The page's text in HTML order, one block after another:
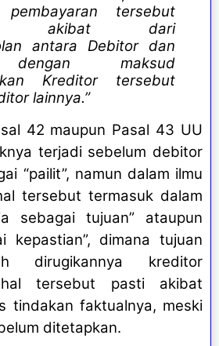
tersebut
akibat dari
antara Debitor dan
maksud
Kreditor tersebut
lainnya.”
42 maupun Pasal 43 UU
terjadi sebelum debitor
“pailit”, namun dalam ilmu
tersebut termasuk dalam
sebagai tujuan” ataupun
kepastian”, dimana tujuan
dirugikannya kreditor
tersebut pasti akibat
tindakan faktualnya, meski
ditetapkan.